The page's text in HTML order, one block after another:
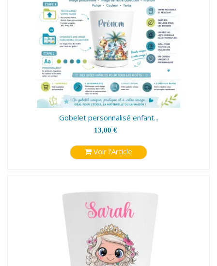
Gobelet personnalisé enfant...
13,00 €
Voir l'Article